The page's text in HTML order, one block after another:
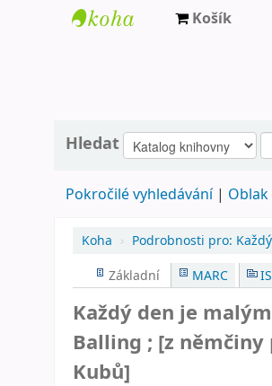
Město
Metují
Košík
Hledat
Pokročilé vyhledávání
Koha › Podrobnosti pro:
Základní MARC
Každý den je
Balling ; [z němčiny
Kubů]